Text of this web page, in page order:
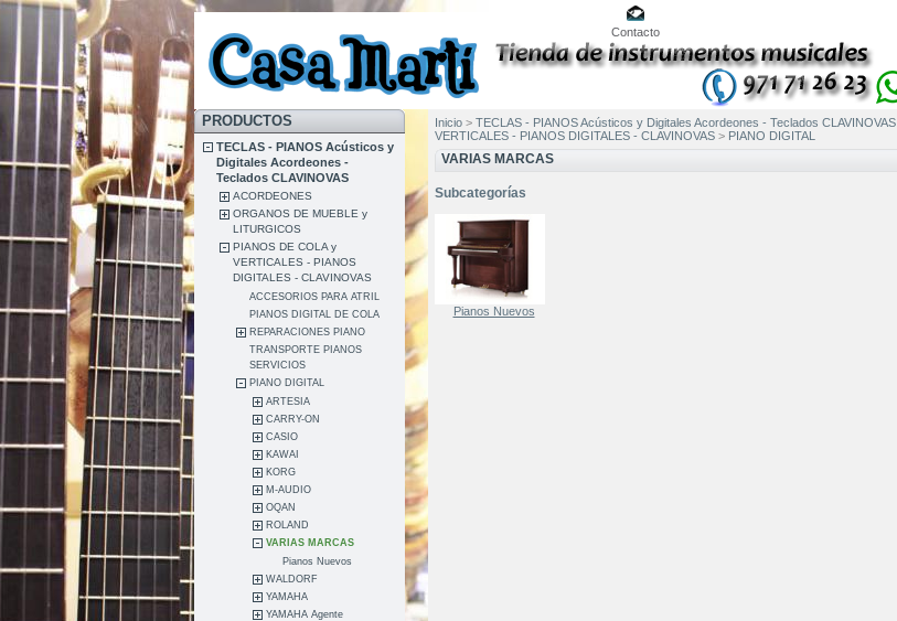
Contacto
PRODUCTOS
TECLAS - PIANOS Acústicos y
Digitales Acordeones -
Teclados CLAVINOVAS
ACORDEONES
ORGANOS DE MUEBLE y
LITURGICOS
PIANOS DE COLA y
VERTICALES - PIANOS
DIGITALES - CLAVINOVAS
ACCESORIOS PARA ATRIL
PIANOS DIGITAL DE COLA
REPARACIONES PIANO
TRANSPORTE PIANOS
SERVICIOS
PIANO DIGITAL
ARTESIA
CARRY-ON
CASIO
KAWAI
KORG
M-AUDIO
OQAN
ROLAND
VARIAS MARCAS
Pianos Nuevos
WALDORF
YAMAHA
YAMAHA Agente
Inicio > TECLAS - PIANOS Acústicos y Digitales Acordeones - Teclados CLAVINOVAS
VERTICALES - PIANOS DIGITALES - CLAVINOVAS > PIANO DIGITAL
VARIAS MARCAS
Subcategorías
Pianos Nuevos